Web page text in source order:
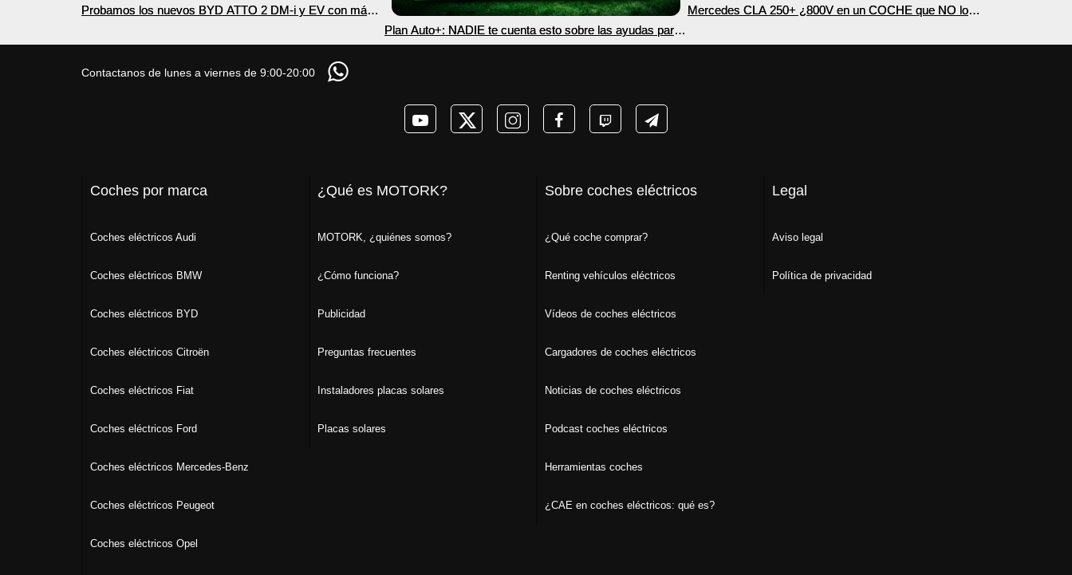
Probamos los nuevos BYD ATTO 2 DM-i y EV con más
Plan Auto+: NADIE te cuenta esto sobre las ayudas para
coches eléctricos y PHEV 2026
Mercedes CLA 250+ ¿800V en un COCHE que NO lo
Contactanos de lunes a viernes de 9:00-20:00
Coches por marca
Coches eléctricos Audi
Coches eléctricos BMW
Coches eléctricos BYD
Coches eléctricos Citroën
Coches eléctricos Fiat
Coches eléctricos Ford
Coches eléctricos Mercedes-Benz
Coches eléctricos Peugeot
Coches eléctricos Opel
¿Qué es MOTORK?
MOTORK, ¿quiénes somos?
¿Cómo funciona?
Publicidad
Preguntas frecuentes
Instaladores placas solares
Placas solares
Sobre coches eléctricos
¿Qué coche comprar?
Renting vehículos eléctricos
Vídeos de coches eléctricos
Cargadores de coches eléctricos
Noticias de coches eléctricos
Podcast coches eléctricos
Herramientas coches
¿CAE en coches eléctricos: qué es?
Legal
Aviso legal
Política de privacidad